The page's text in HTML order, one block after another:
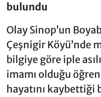
bulundu
Olay Sinop’un
Çeşnigir Köyü’nde
bilgiye göre iple
imamı olduğu
hayatını kaybettiği